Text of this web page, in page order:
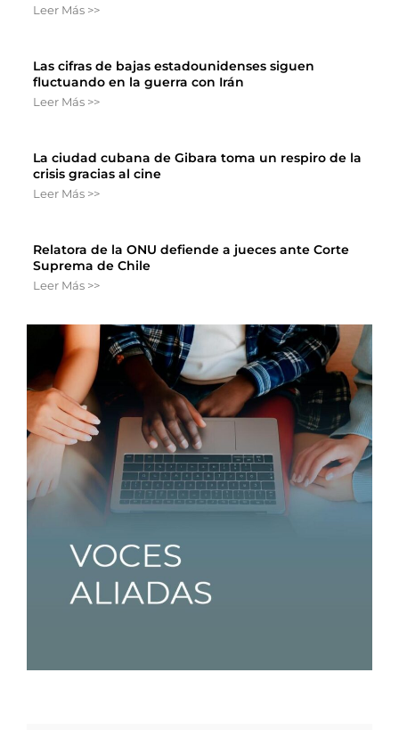
Leer Más >>
Las cifras de bajas estadounidenses siguen
fluctuando en la guerra con Irán
Leer Más >>
La ciudad cubana de Gibara toma un respiro de la
crisis gracias al cine
Leer Más >>
Relatora de la ONU defiende a jueces ante Corte
Suprema de Chile
Leer Más >>